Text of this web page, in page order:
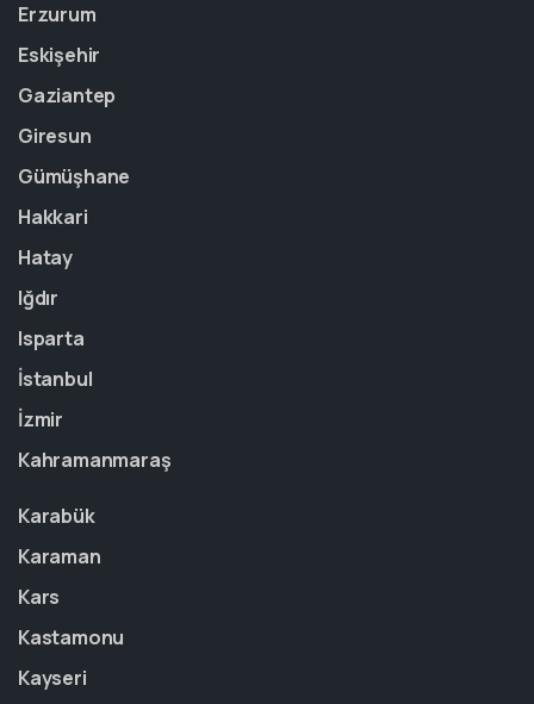
Erzurum
Eskişehir
Gaziantep
Giresun
Gümüşhane
Hakkari
Hatay
Iğdır
Isparta
İstanbul
İzmir
Kahramanmaraş
Karabük
Karaman
Kars
Kastamonu
Kayseri